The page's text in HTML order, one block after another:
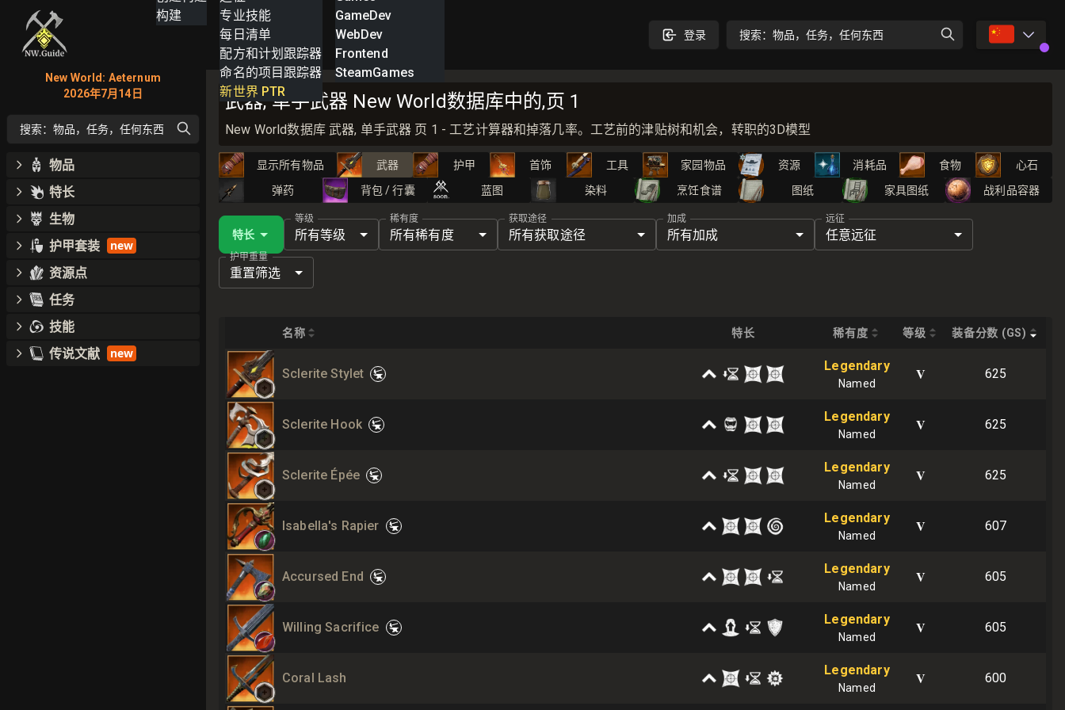
构建
专业技能
每日清单
配方和计划跟踪器
命名的项目跟踪器
新世界 PTR
GameDev
WebDev
Frontend
SteamGames
登录 搜索：物品，任务，任何东西 🇨🇳
武器, 单手武器 New World数据库中的,页 1
New World数据库 武器, 单手武器 页 1 - 工艺计算器和掉落几率。工艺前的津贴树和机会，转职的3D模型
显示所有物品 武器 护甲 首饰 工具 家园物品 资源 消耗品 食物
心石
弹药
背包 / 行囊 蓝图 染料 烹饪食谱 图纸 家具图纸 战利品容器
特长
等级
所有等级
稀有度
所有稀有度
获取途径
所有获取途径
加成
所有加成
远征
任意远征
护甲重量
重置筛选
名称 特长 稀有度 等级 装备分数 (GS)
Sclerite Stylet
Legendary
Named
V 625
Sclerite Hook
Legendary
Named
V 625
Sclerite Épée
Legendary
Named
V 625
Isabella's Rapier
Legendary
Named
V 607
Accursed End
Legendary
Named
V 605
Willing Sacrifice
Legendary
Named
V 605
Coral Lash
Legendary
Named
V 600
New World: Aeternum
2026年7月14日
搜索：物品，任务，任何东西
物品
特长
生物
护甲套装
new
资源点
任务
技能
传说文献
new